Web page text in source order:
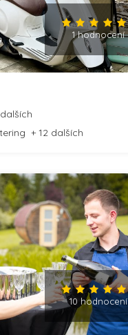
1 hodnocení
+ 12 dalších
10 hodnocení